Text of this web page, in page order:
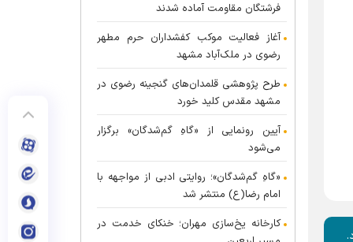
فرشتگان مقاومت آماده شدند
آغاز فعالیت موکب کفشداران حرم مطهر
رضوی در ملک‌آباد مشهد
طرح پژوهشی قلمدان‌های گنجینه رضوی در
مشهد مقدس کلید خورد
آیین رونمایی از «گاهِ گم‌شدگان» برگزار
می‌شود
«گاهِ گم‌شدگان»؛ روایتی ادبی از مواجهه با
امام رضا(ع) منتشر شد
کارخانه یخ‌سازی مهران؛ خنکای خدمت در